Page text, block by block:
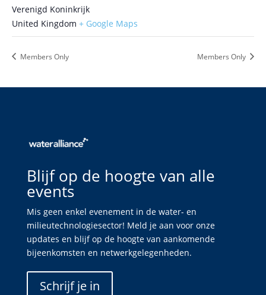
Verenigd Koninkrijk
United Kingdom + Google Maps
Members Only Members Only
Blijf op de hoogte van alle
events
Mis geen enkel evenement in de water- en
milieutechnologiesector! Meld je aan voor onze
updates en blijf op de hoogte van aankomende
bijeenkomsten en netwerkgelegenheden.
Schrijf je in